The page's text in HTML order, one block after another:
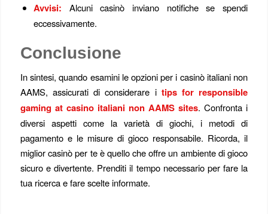
Avvisi: Alcuni casinò inviano notifiche se spendi
eccessivamente.
Conclusione
In sintesi, quando esamini le opzioni per i casinò italiani non
AAMS, assicurati di considerare i tips for responsible
gaming at casino italiani non AAMS sites. Confronta i
diversi aspetti come la varietà di giochi, i metodi di
pagamento e le misure di gioco responsabile. Ricorda, il
miglior casinò per te è quello che offre un ambiente di gioco
sicuro e divertente. Prenditi il tempo necessario per fare la
tua ricerca e fare scelte informate.